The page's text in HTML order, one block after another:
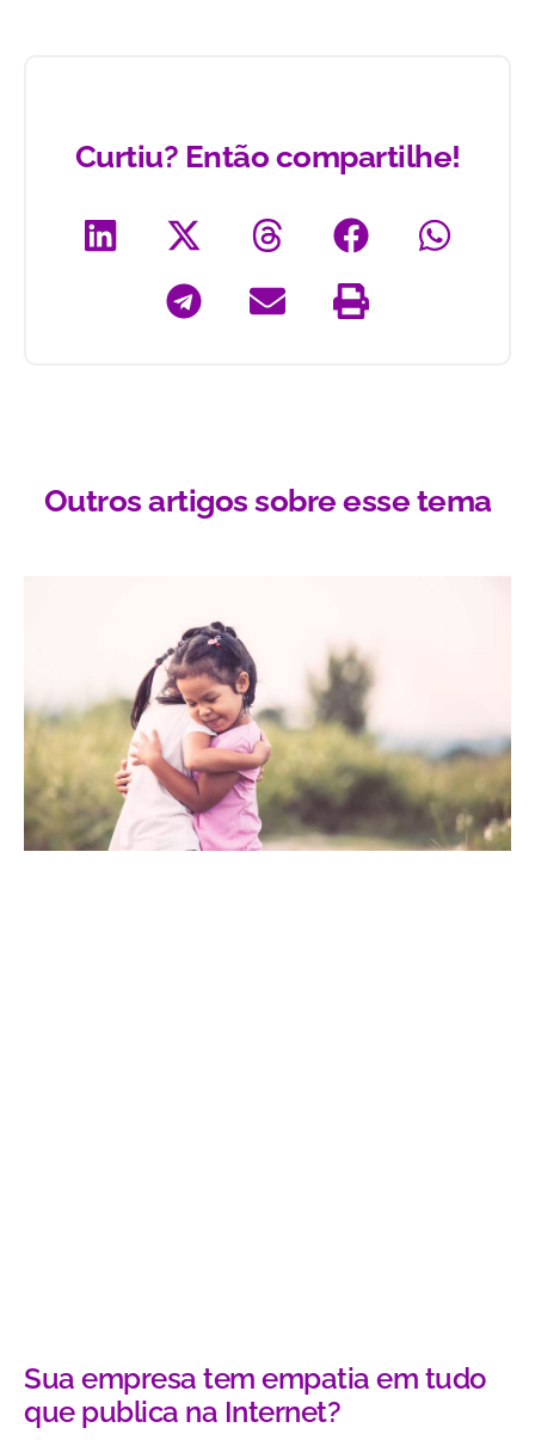
Curtiu? Então compartilhe!
Outros artigos sobre esse tema
Sua empresa tem empatia em tudo
que publica na Internet?